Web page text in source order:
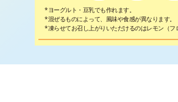
*ヨーグルト・豆乳でも作れます。
*混ぜるものによって、風味や食感が異なります。
*凍らせてお召し上がりいただけるのはレモン（フ